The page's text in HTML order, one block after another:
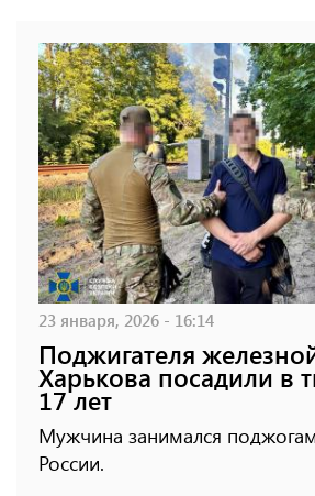
23 января, 2026 - 16:14
Поджигателя
Харькова посадили в
17 лет
Мужчина занимался
России.